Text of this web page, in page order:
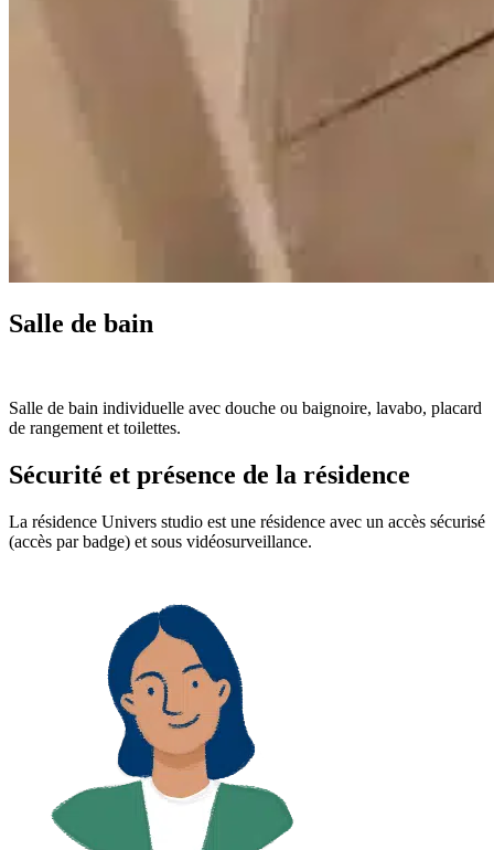
Salle de bain
Salle de bain individuelle avec douche ou baignoire, lavabo, placard
de rangement et toilettes.
Sécurité et présence de la résidence
La résidence Univers studio est une résidence avec un accès sécurisé
(accès par badge) et sous vidéosurveillance.